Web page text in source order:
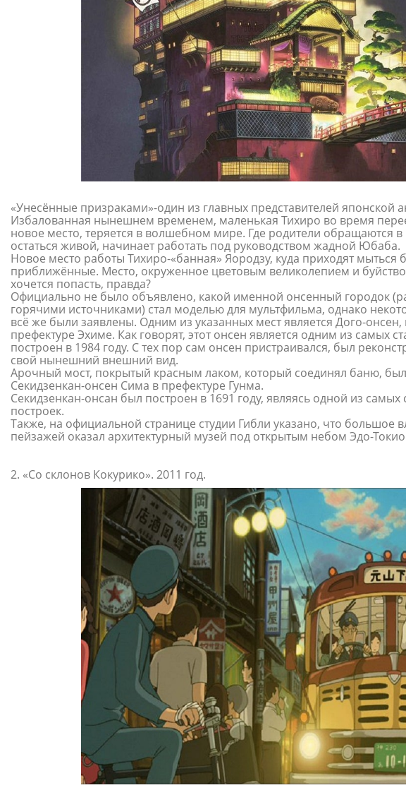
«Унесённые призраками»-один из главных представителей японской
Избалованная нынешнем временем, маленькая Тихиро во время
новое место, теряется в волшебном мире. Где родители обращаются
остаться живой, начинает работать под руководством жадной Юбаба.
Новое место работы Тихиро-«банная» Яородзу, куда приходят мыться
приближённые. Место, окруженное цветовым великолепием и
хочется попасть, правда?
Официально не было объявлено, какой именной онсенный городок
горячими источниками) стал моделью для мультфильма, однако
всё же были заявлены. Одним из указанных мест является Дого-онсен,
префектуре Эхиме. Как говорят, этот онсен является одним из самых
построен в 1984 году. С тех пор сам онсен пристраивался, был
свой нынешний внешний вид.
Арочный мост, покрытый красным лаком, который соединял баню,
Секидзенкан-онсен Сима в префектуре Гунма.
Секидзенкан-онсан был построен в 1691 году, являясь одной из
построек.
Также, на официальной странице студии Гибли указано, что большое
пейзажей оказал архитектурный музей под открытым небом Эдо-
2. «Со склонов Кокурико». 2011 год.